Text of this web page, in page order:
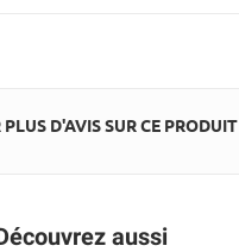
PLUS D'AVIS SUR CE PRODUIT
aussi